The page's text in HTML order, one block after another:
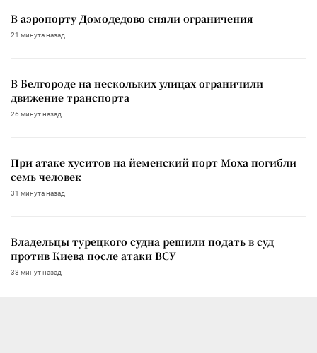
В аэропорту Домодедово сняли ограничения
21 минута назад
В Белгороде на нескольких улицах ограничили
движение транспорта
26 минут назад
При атаке хуситов на йеменский порт Моха погибли
семь человек
31 минута назад
Владельцы турецкого судна решили подать в суд
против Киева после атаки ВСУ
38 минут назад